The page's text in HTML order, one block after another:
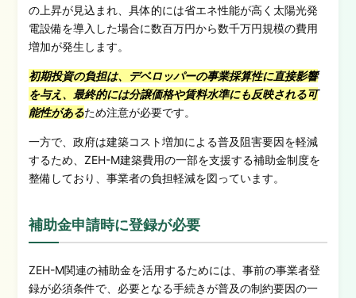
の上昇が見込まれ、具体的には省エネ性能が高く太陽光発
電設備を導入した場合に数百万円から数千万円規模の費用
増加が発生します。
初期投資の負担は、デベロッパーの事業採算性に直接影響
を与え、最終的には分譲価格や賃料水準にも反映される可
能性があるため注意が必要です。
一方で、政府は建築コスト増加による普及阻害要因を軽減
するため、ZEH-M建築費用の一部を支援する補助金制度を
整備しており、事業者の負担軽減を図っています。
補助金申請時に登録が必要
ZEH-M関連の補助金を活用するためには、事前の事業者登
録が必須条件で、必要となる手続きが普及の制約要因の一